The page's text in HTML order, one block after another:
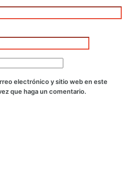
electrónico y sitio web en este
que haga un comentario.